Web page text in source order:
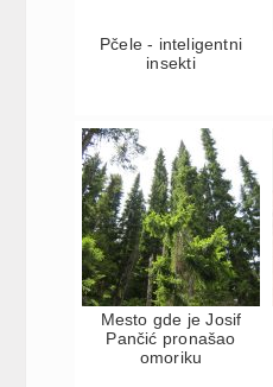
Pčele - inteligentni
insekti
Mesto gde je Josif
Pančić pronašao
omoriku